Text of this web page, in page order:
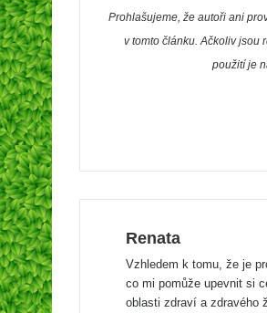
Prohlašujeme, že autoři ani
v tomto článku. Ačkoliv jsou
použití je
Renata
Vzhledem k tomu, že je
co mi pomůže upevnit si
oblasti zdraví a zdravého